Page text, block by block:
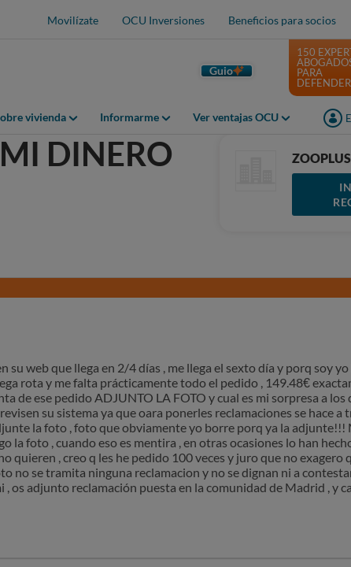
Movilízate OCU Inversiones Beneficios para socios
Guio
vivienda Informarme Ver ventajas OCU
150
PARA
DINERO ZOOPLUS
web que llega en 2/4 días , me llega el sexto día y porq soy yo
rota y me falta prácticamente todo el pedido , 149.48€
de ese pedido ADJUNTO LA FOTO y cual es mi sorpresa a los
su sistema ya que oara ponerles reclamaciones se hace a
la foto , foto que obviamente yo borre porq ya la adjunte!!!
la foto , cuando eso es mentira , en otras ocasiones lo han
quieren , creo q les he pedido 100 veces y juro que no exagero
no se tramita ninguna reclamacion y no se dignan ni a
os adjunto reclamación puesta en la comunidad de Madrid , y